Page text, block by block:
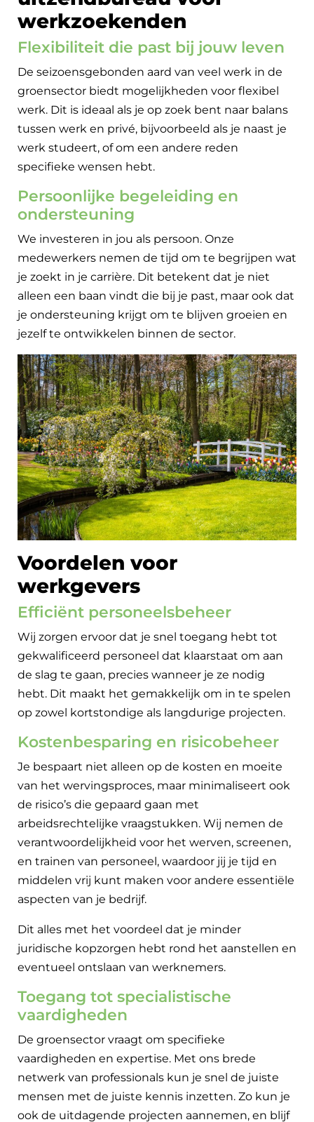
werkzoekenden
Flexibiliteit die past bij jouw leven
De seizoensgebonden aard van veel werk in de
groensector biedt mogelijkheden voor flexibel
werk. Dit is ideaal als je op zoek bent naar balans
tussen werk en privé, bijvoorbeeld als je naast je
werk studeert, of om een andere reden
specifieke wensen hebt.
Persoonlijke begeleiding en
ondersteuning
We investeren in jou als persoon. Onze
medewerkers nemen de tijd om te begrijpen wat
je zoekt in je carrière. Dit betekent dat je niet
alleen een baan vindt die bij je past, maar ook dat
je ondersteuning krijgt om te blijven groeien en
jezelf te ontwikkelen binnen de sector.
Voordelen voor
werkgevers
Efficiënt personeelsbeheer
Wij zorgen ervoor dat je snel toegang hebt tot
gekwalificeerd personeel dat klaarstaat om aan
de slag te gaan, precies wanneer je ze nodig
hebt. Dit maakt het gemakkelijk om in te spelen
op zowel kortstondige als langdurige projecten.
Kostenbesparing en risicobeheer
Je bespaart niet alleen op de kosten en moeite
van het wervingsproces, maar minimaliseert ook
de risico’s die gepaard gaan met
arbeidsrechtelijke vraagstukken. Wij nemen de
verantwoordelijkheid voor het werven, screenen,
en trainen van personeel, waardoor jij je tijd en
middelen vrij kunt maken voor andere essentiële
aspecten van je bedrijf.
Dit alles met het voordeel dat je minder
juridische kopzorgen hebt rond het aanstellen en
eventueel ontslaan van werknemers.
Toegang tot specialistische
vaardigheden
De groensector vraagt om specifieke
vaardigheden en expertise. Met ons brede
netwerk van professionals kun je snel de juiste
mensen met de juiste kennis inzetten. Zo kun je
ook de uitdagende projecten aannemen, en blijf